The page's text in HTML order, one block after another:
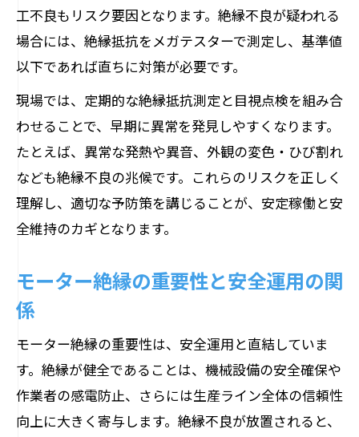
最新のモーター絶縁技術と材料の進化
絶縁紙・絶縁種によるモーター性能の違
い
モーター絶縁材料選定のポイントと注意
点
定期点検で防ぐモーター絶縁不良のリスク
モーター絶縁不良を防ぐ定期点検の重要
性
点検記録がモーター絶縁維持に果たす役
モーター絶縁不良はどうやって確認す
絶縁劣化の早期発見と対応策を知る
定期点検時のモーター絶縁チェック方法
工不良もリスク要因となります。絶縁不良が疑われる
場合には、絶縁抵抗をメガテスターで測定し、基準値
以下であれば直ちに対策が必要です。
現場では、定期的な絶縁抵抗測定と目視点検を組み合
わせることで、早期に異常を発見しやすくなります。
たとえば、異常な発熱や異音、外観の変色・ひび割れ
なども絶縁不良の兆候です。これらのリスクを正しく
理解し、適切な予防策を講じることが、安定稼働と安
全維持のカギとなります。
モーター絶縁の重要性と安全運用の関
係
モーター絶縁の重要性は、安全運用と直結していま
す。絶縁が健全であることは、機械設備の安全確保や
作業者の感電防止、さらには生産ライン全体の信頼性
向上に大きく寄与します。絶縁不良が放置されると、